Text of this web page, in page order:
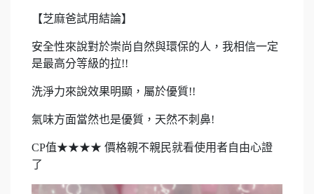
【芝麻爸試用結論】
安全性來說對於崇尚自然與環保的人，我相信一定
是最高分等級的拉!!
洗淨力來說效果明顯，屬於優質!!
氣味方面當然也是優質，天然不刺鼻!
CP值★★★★ 價格親不親民就看使用者自由心證
了